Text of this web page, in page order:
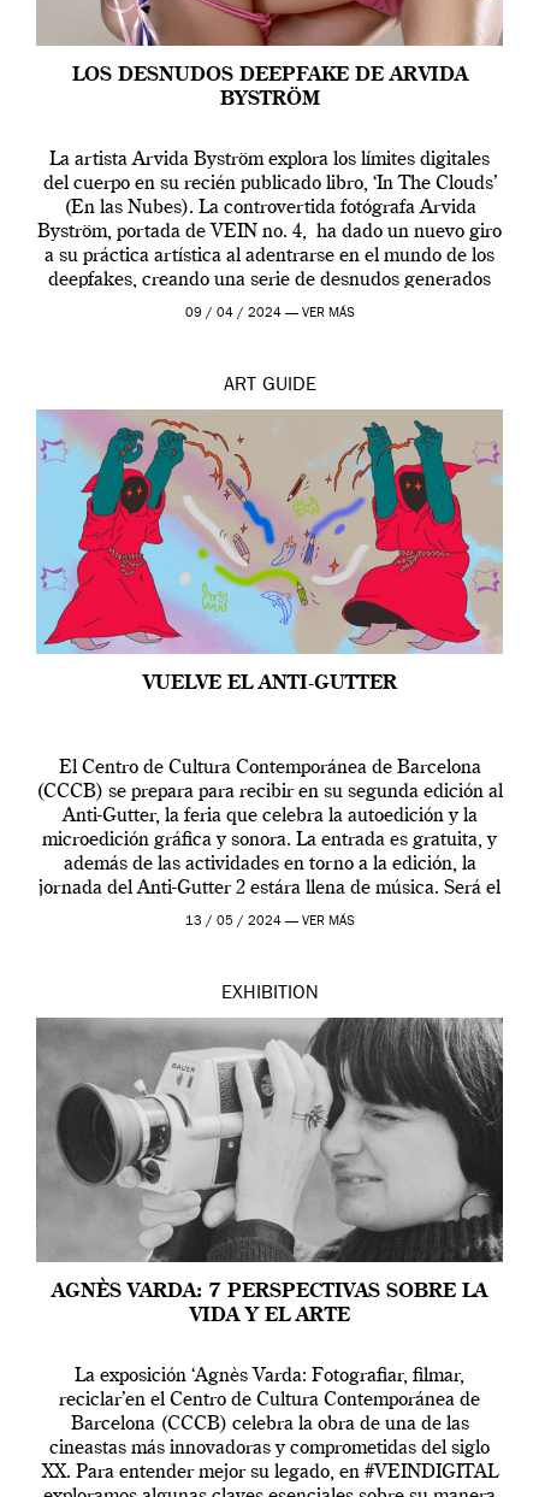
LOS DESNUDOS DEEPFAKE DE ARVIDA
BYSTRÖM
La artista Arvida Byström explora los límites digitales
del cuerpo en su recién publicado libro, ‘In The Clouds’
(En las Nubes). La controvertida fotógrafa Arvida
Byström, portada de VEIN no. 4, ha dado un nuevo giro
a su práctica artística al adentrarse en el mundo de los
deepfakes, creando una serie de desnudos generados
por […]
09 / 04 / 2024 — VER MÁS
ART GUIDE
VUELVE EL ANTI-GUTTER
El Centro de Cultura Contemporánea de Barcelona
(CCCB) se prepara para recibir en su segunda edición al
Anti-Gutter, la feria que celebra la autoedición y la
microedición gráfica y sonora. La entrada es gratuita, y
además de las actividades en torno a la edición, la
jornada del Anti-Gutter 2 estára llena de música. Será el
[…]
13 / 05 / 2024 — VER MÁS
EXHIBITION
AGNÈS VARDA: 7 PERSPECTIVAS SOBRE LA
VIDA Y EL ARTE
La exposición ‘Agnès Varda: Fotografiar, filmar,
reciclar’en el Centro de Cultura Contemporánea de
Barcelona (CCCB) celebra la obra de una de las
cineastas más innovadoras y comprometidas del siglo
XX. Para entender mejor su legado, en #VEINDIGITAL